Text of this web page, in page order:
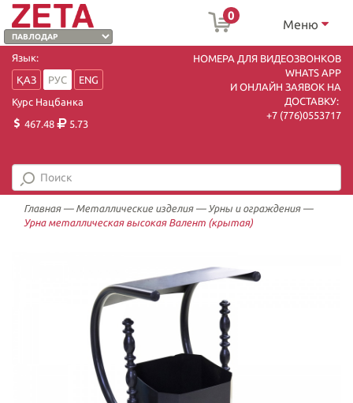
0
Меню
Язык:
ҚАЗ
РУС
ENG
Курс Нацбанка
467.48
5.73
НОМЕРА ДЛЯ ВИДЕОЗВОНКОВ
WHATS APP
И ОНЛАЙН ЗАЯВОК НА
ДОСТАВКУ:
+7 (776)0553717
Главная— Металлические изделия— Урны и ограждения—
Урна металлическая высокая Валент (крытая)